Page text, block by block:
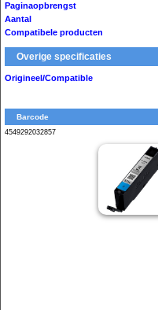
Paginaopbrengst
Aantal
Compatibele producten
Overige specificaties
Origineel/Compatible
Barcode
4549292032857